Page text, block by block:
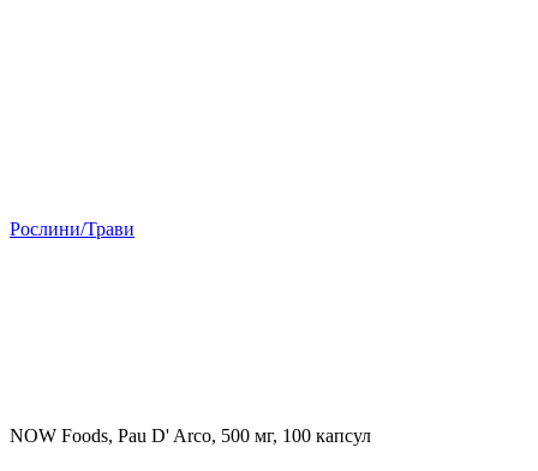
Рослини/Трави
NOW Foods, Pau D' Arco, 500 мг, 100 капсул